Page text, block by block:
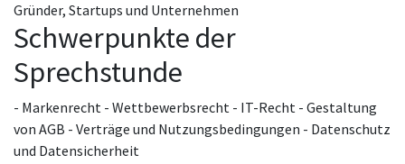
Gründer, Startups und Unternehmen
Schwerpunkte der
Sprechstunde
- Markenrecht - Wettbewerbsrecht - IT-Recht - Gestaltung
von AGB - Verträge und Nutzungsbedingungen - Datenschutz
und Datensicherheit